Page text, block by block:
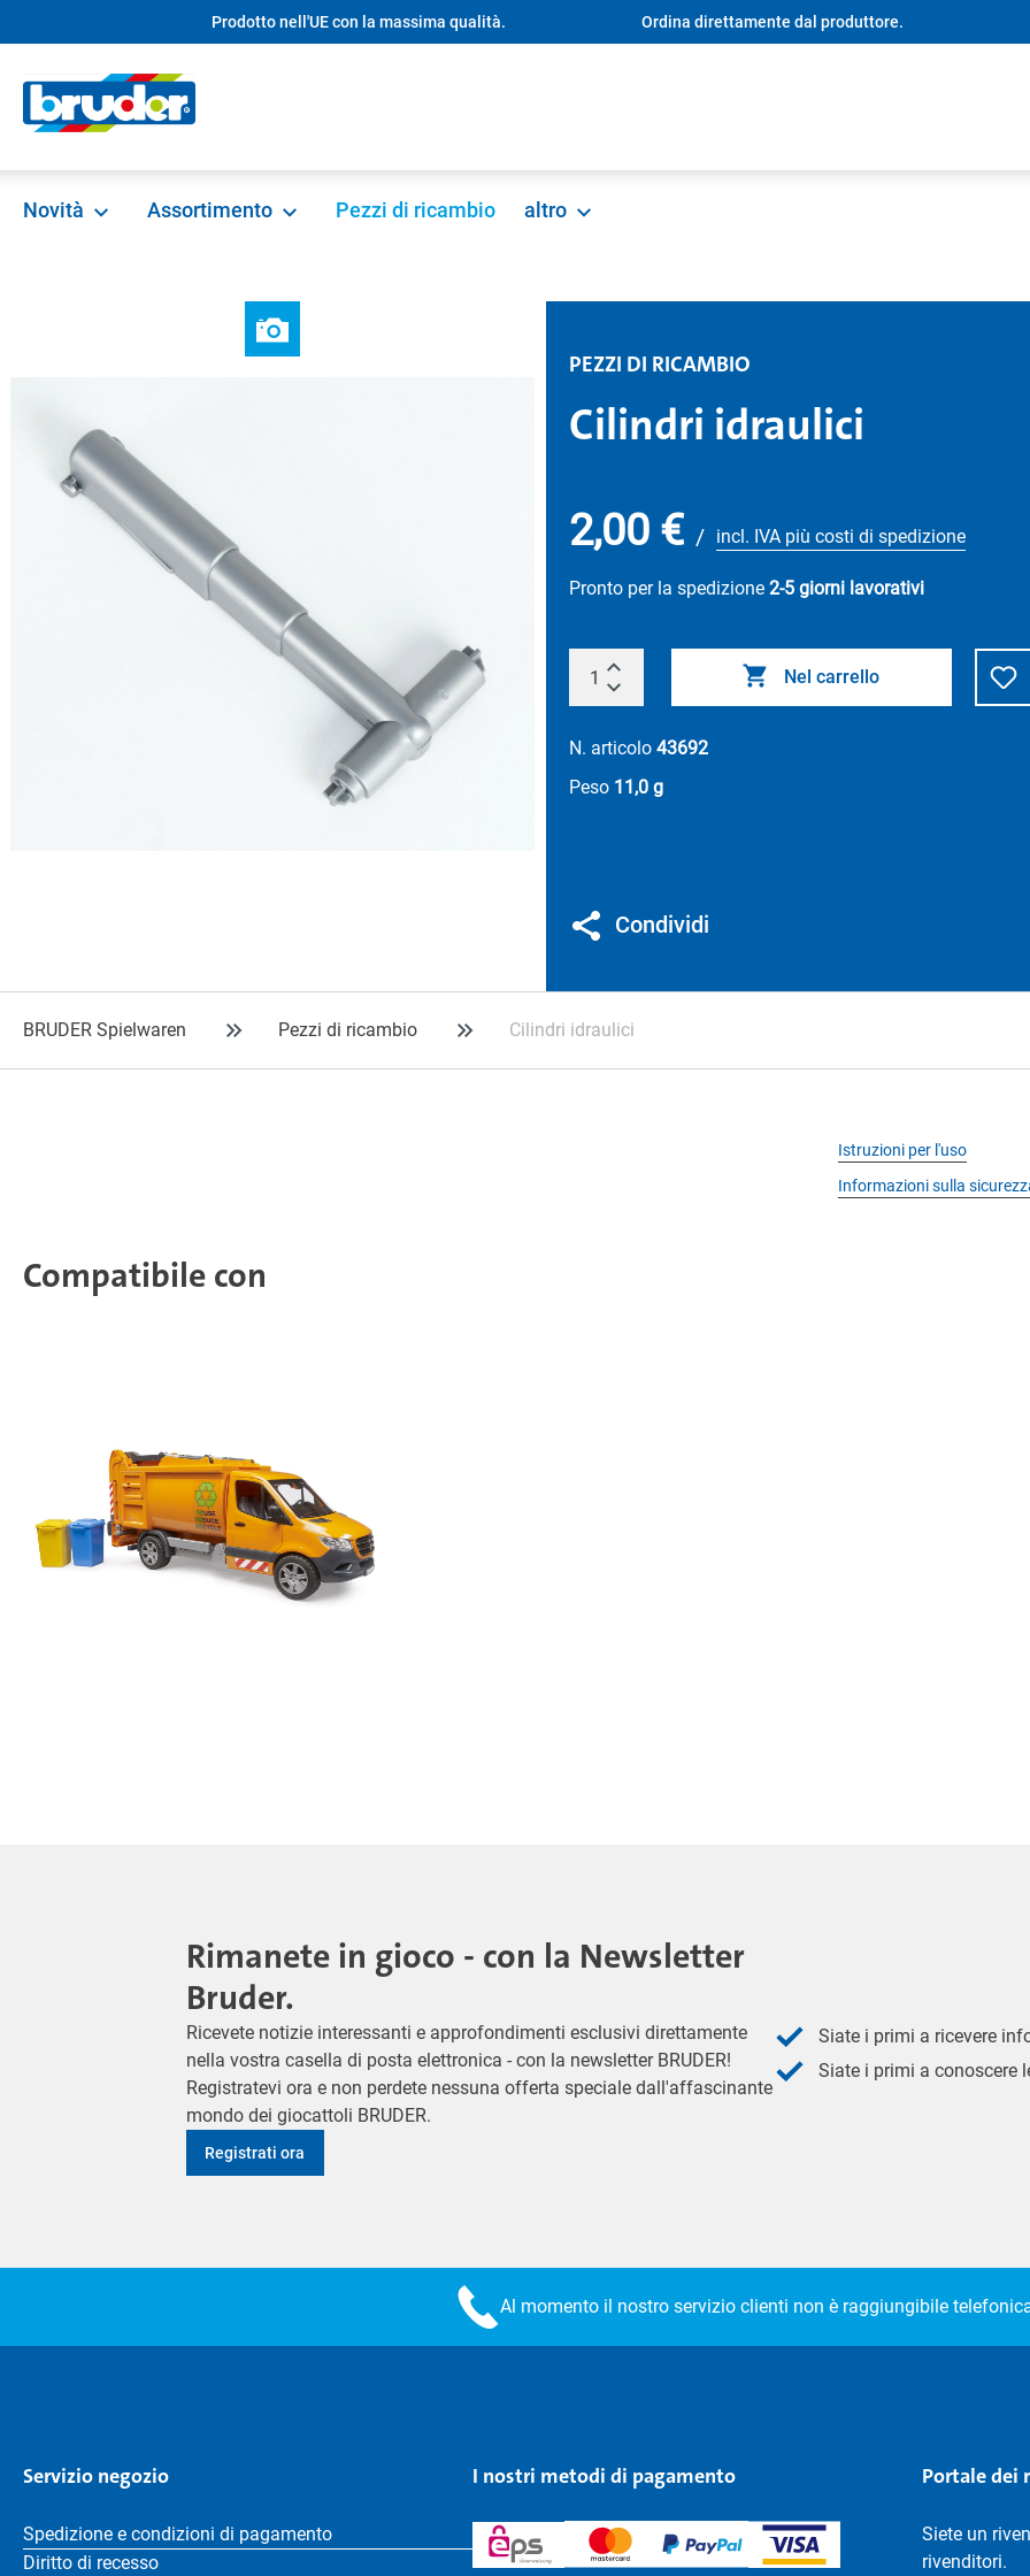
Passa alla navigazione principaleProdotto nell'UE con la massima qualità. Ordina direttamente dal produttore.
Novità Assortimento Pezzi di ricambio altro
PEZZI DI RICAMBIO
Cilindri idraulici
2,00 € / incl. IVA più costi di spedizione
Pronto per la spedizione 2-5 giorni lavorativi
Nel carrello
N. articolo 43692
Peso 11,0 g
Condividi
BRUDER Spielwaren Pezzi di ricambio Cilindri idraulici
Istruzioni per l'uso
Informazioni sulla
Compatibile con
Rimanete in gioco - con la Newsletter
Bruder.
Ricevete notizie interessanti e approfondimenti esclusivi direttamente
nella vostra casella di posta elettronica - con la newsletter BRUDER!
Registratevi ora e non perdete nessuna offerta speciale dall'affascinante
mondo dei giocattoli BRUDER.
Registrati ora
Siate i primi a ricevere
Siate i primi a conoscere
Al momento il nostro servizio clienti non è raggiungibile
Servizio negozio
Spedizione e condizioni di pagamento
Diritto di recesso
I nostri metodi di pagamento Portale dei
Siete un
rivenditori.